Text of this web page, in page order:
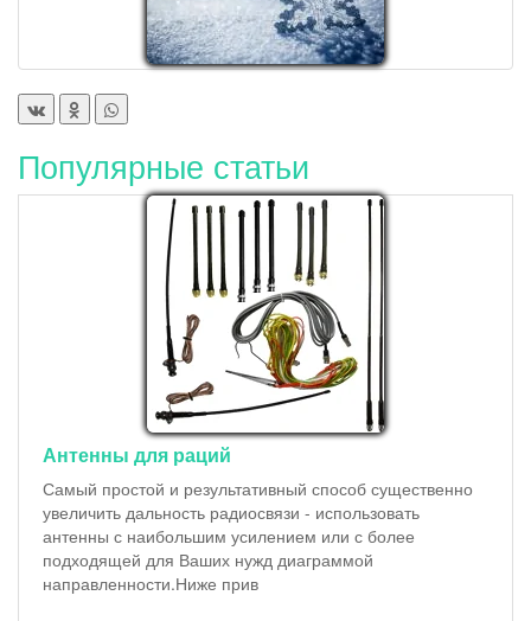
Популярные статьи
Антенны для раций
Самый простой и результативный способ существенно
увеличить дальность радиосвязи - использовать
антенны с наибольшим усилением или с более
подходящей для Ваших нужд диаграммой
направленности.Ниже прив